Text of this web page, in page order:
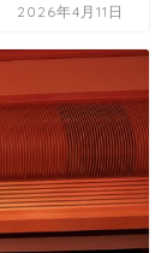
2026年4月11日